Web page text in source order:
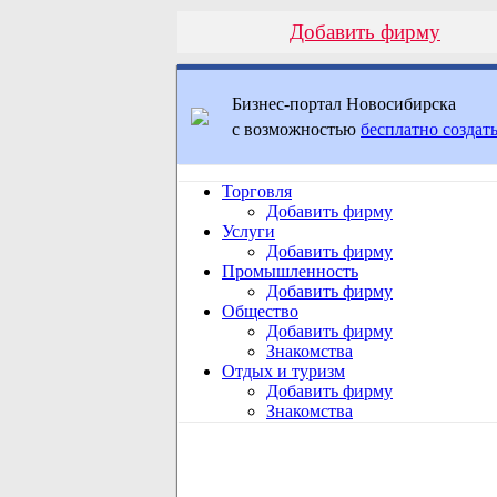
Добавить фирму
Бизнес-портал Новосибирска
с возможностью бесплатно
Торговля
Добавить фирму
Услуги
Добавить фирму
Промышленность
Добавить фирму
Общество
Добавить фирму
Знакомства
Отдых и туризм
Добавить фирму
Знакомства